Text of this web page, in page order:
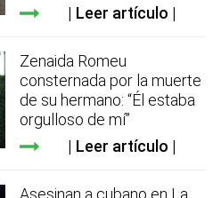
Leer artículo
Zenaida Romeu
consternada por la muerte
de su hermano: “Él estaba
orgulloso de mí”
Leer artículo